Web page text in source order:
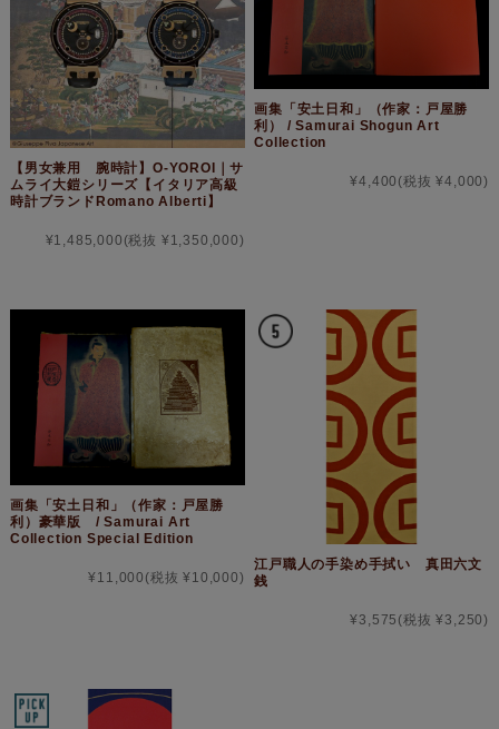
【男女兼用 腕時計】O-YOROI｜サ
ムライ大鎧シリーズ【イタリア高級
時計ブランドRomano Alberti】
¥1,485,000 (税抜 ¥1,350,000)
画集「安土日和」（作家：戸屋勝
利） / Samurai Shogun Art
Collection
¥4,400 (税抜 ¥4,000)
画集「安土日和」（作家：戸屋勝
利）豪華版 / Samurai Art
Collection Special Edition
¥11,000 (税抜 ¥10,000)
江戸職人の手染め手拭い 真田六文
銭
¥3,575 (税抜 ¥3,250)